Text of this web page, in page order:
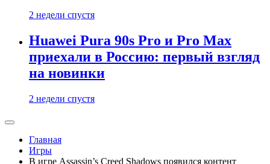
2 недели спустя
Huawei Pura 90s Pro и Pro Max
приехали в Россию: первый взгляд
на новинки
2 недели спустя
Главная
Игры
В игре Assassin’s Creed Shadows появился контент